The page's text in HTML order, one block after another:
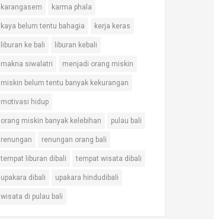
karangasem karma phala
kaya belum tentu bahagia kerja keras
liburan ke bali liburan kebali
makna siwalatri menjadi orang miskin
miskin belum tentu banyak kekurangan
motivasi hidup
orang miskin banyak kelebihan pulau bali
renungan renungan orang bali
tempat liburan dibali tempat wisata dibali
upakara dibali upakara hindudibali
wisata di pulau bali